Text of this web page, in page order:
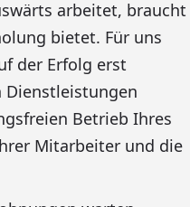
arbeitet, braucht
bietet. Für uns
der Erfolg erst
Dienstleistungen
Betrieb Ihres
Mitarbeiter und die